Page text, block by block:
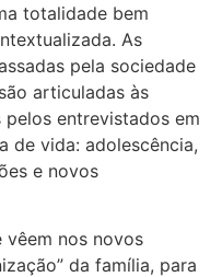
totalidade bem
As
pela sociedade
articuladas às
entrevistados em
de vida: adolescência,
e novos
vêem nos novos
da família, para